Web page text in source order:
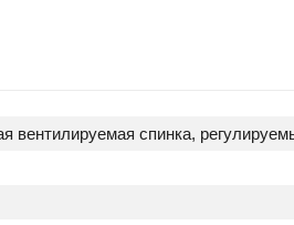
вентилируемая спинка,